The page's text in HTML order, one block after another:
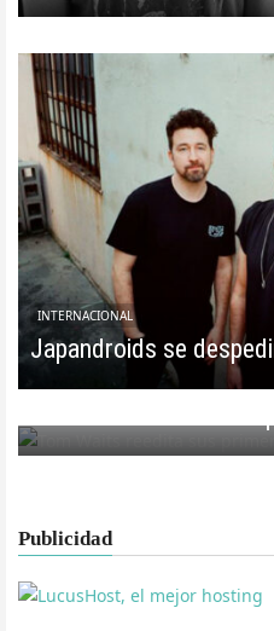
INTERNACIONAL
Japandroids se
Publicidad